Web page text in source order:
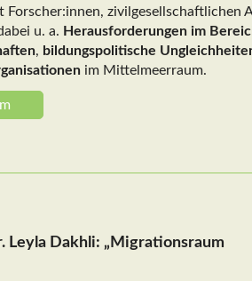
u. a. Herausforderungen im
, bildungspolitische
im Mittelmeerraum.
Leyla Dakhli: „Migrationsraum